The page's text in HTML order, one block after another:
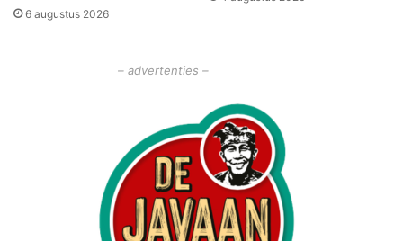
e
u 6 augustus 2026
– advertenties –